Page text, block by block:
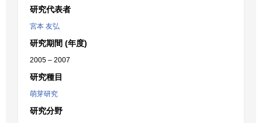
研究代表者
宮本 友弘
研究期間 (年度)
2005 – 2007
研究種目
萌芽研究
研究分野